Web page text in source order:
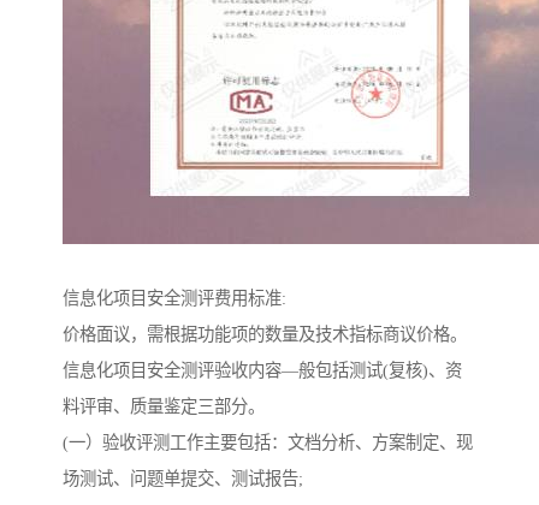
信息化项目安全测评费用标准:
价格面议，需根据功能项的数量及技术指标商议价格。
信息化项目安全测评验收内容—般包括测试(复核)、资
料评审、质量鉴定三部分。
(一）验收评测工作主要包括：文档分析、方案制定、现
场测试、问题单提交、测试报告;